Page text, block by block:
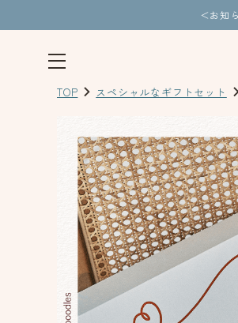
＜お知
TOP スペシャルなギフトセット